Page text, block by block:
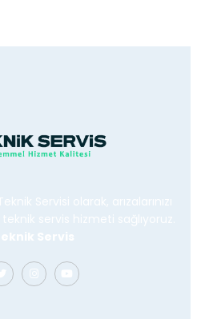
Servisi olarak, arızalarınızı
servis hizmeti sağlıyoruz.
Servis